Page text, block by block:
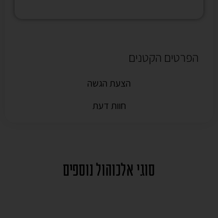
הצעת הגשה
חוות דעת
הפרטים הקטנים
סוגי אלכוהול נוספים